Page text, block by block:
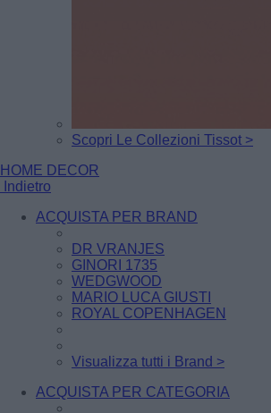
Scopri Le Collezioni Tissot >
HOME DECOR
Indietro
ACQUISTA PER BRAND
DR VRANJES
GINORI 1735
WEDGWOOD
MARIO LUCA GIUSTI
ROYAL COPENHAGEN
Visualizza tutti i Brand >
ACQUISTA PER CATEGORIA